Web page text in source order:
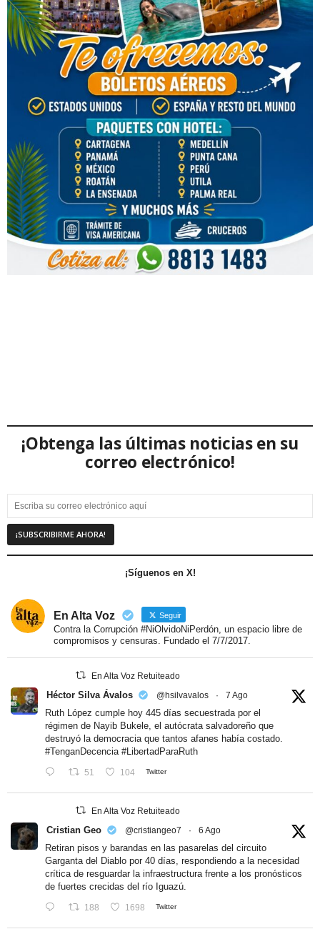
¡Obtenga las últimas noticias en su
correo electrónico!
¡Síguenos en X!
En Alta Voz Seguir
Contra la Corrupción #NiOlvidoNiPerdón, un espacio libre de
compromisos y censuras. Fundado el 7/7/2017.
En Alta Voz Retuiteado
Héctor Silva Ávalos @hsilvavalos · 7 Ago
Ruth López cumple hoy 445 días secuestrada por el
régimen de Nayib Bukele, el autócrata salvadoreño que
destruyó la democracia que tantos afanes había costado.
#TenganDecencia #LibertadParaRuth
51 104 Twitter
En Alta Voz Retuiteado
Cristian Geo @cristiangeo7 · 6 Ago
Retiran pisos y barandas en las pasarelas del circuito
Garganta del Diablo por 40 días, respondiendo a la necesidad
crítica de resguardar la infraestructura frente a los pronósticos
de fuertes crecidas del río Iguazú.
188 1698 Twitter